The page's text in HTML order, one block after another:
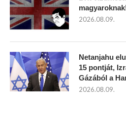
2026.08.09.
Netanjahu
15 pontját,
Gázából a
2026.08.09.